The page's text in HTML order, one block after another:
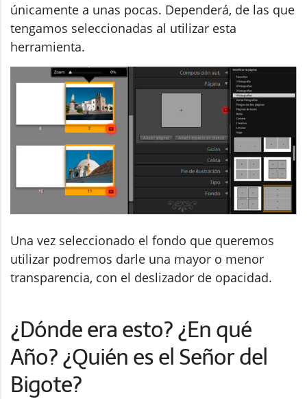
únicamente a unas pocas. Dependerá, de las que
tengamos seleccionadas al utilizar esta
herramienta.
Una vez seleccionado el fondo que queremos
utilizar podremos darle una mayor o menor
transparencia, con el deslizador de opacidad.
¿Dónde era esto? ¿En qué
Año? ¿Quién es el Señor del
Bigote?